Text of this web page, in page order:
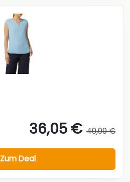
36,05 € 49,99 €
Zum Deal